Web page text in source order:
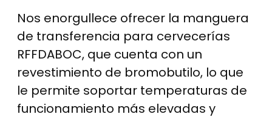
Nos enorgullece ofrecer la manguera
de transferencia para cervecerías
RFFDABOC, que cuenta con un
revestimiento de bromobutilo, lo que
le permite soportar temperaturas de
funcionamiento más elevadas y